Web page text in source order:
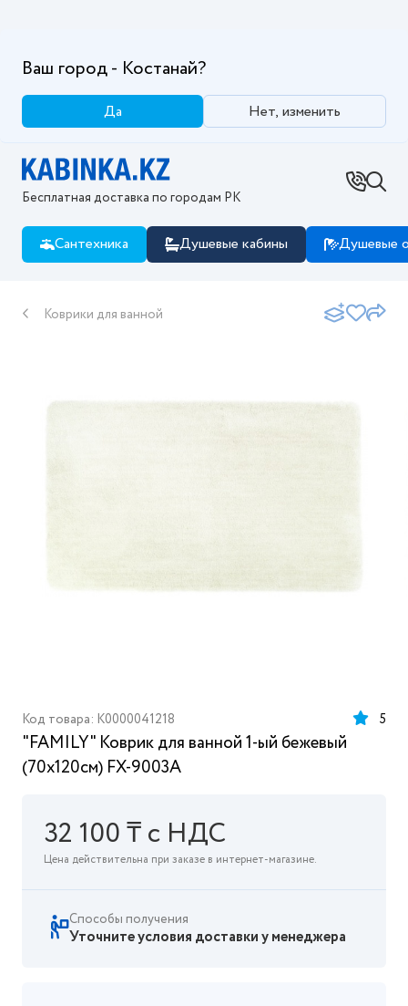
Ваш город - Костанай?
Да Нет, изменить
Бесплатная доставка по городам РК
Сантехника Душевые кабины Душевые
Коврики для ванной
Код товара: K0000041218 5
"FAMILY" Коврик для ванной 1-ый бежевый
(70х120см) FX-9003A
32 100 ₸ с НДС
Цена действительна при заказе в интернет-магазине.
Способы получения
Уточните условия доставки у менеджера